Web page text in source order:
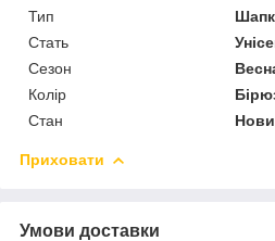
Тип
Стать
Сезон
Колір
Стан
Приховати
Умови доставки